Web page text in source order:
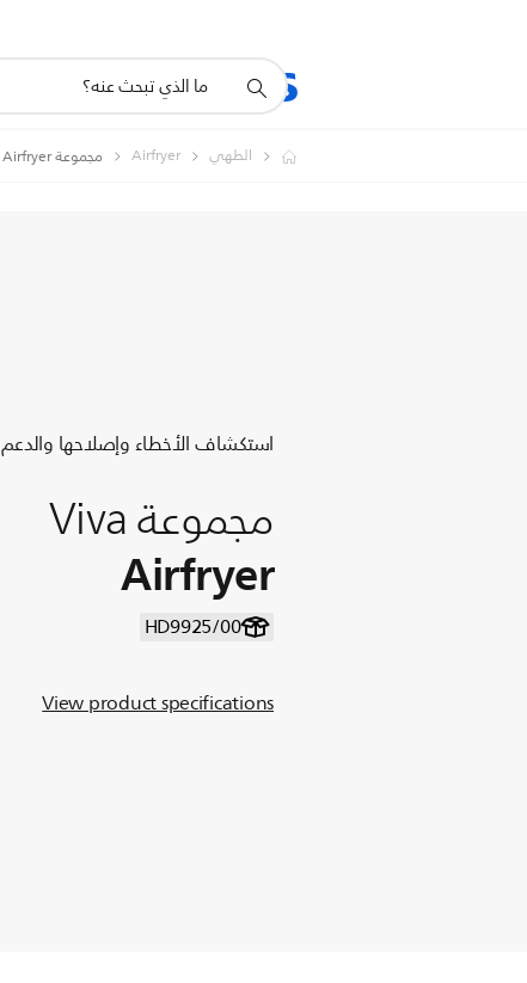
المنتجات
أيقونة
دعم
الطهي Airfryer مجموعة Viva Airfryer
استكشاف الأخطاء وإصلاحها والدعم
مجموعة Viva
Airfryer
HD9925/00
View product specifications